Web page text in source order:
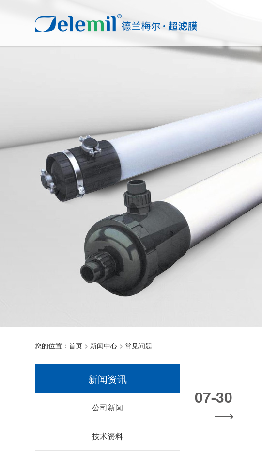
您的位置： 首页 > 新闻中心 > 常见问题
新闻资讯
公司新闻
技术资料
07-30